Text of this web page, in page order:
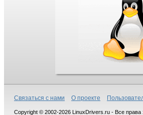
Связаться с нами О проекте
Copyright © 2002-2026 LinuxDrivers.ru - Все